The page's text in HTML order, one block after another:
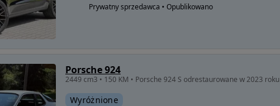
Prywatny sprzedawca • Opublikowano
Porsche 924
2449 cm3 • 150 KM • Porsche 924 S odrestaurowane w 2023 roku
Wyróżnione